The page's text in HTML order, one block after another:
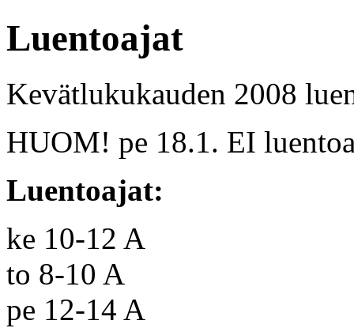
Luentoajat
Kevätlukukauden 2008
HUOM! pe 18.1. EI
Luentoajat:
ke 10-12 A
to 8-10 A
pe 12-14 A